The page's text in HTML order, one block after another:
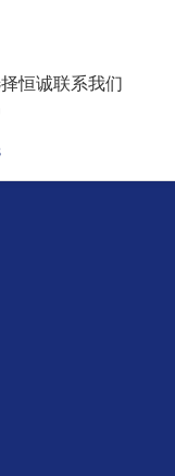
恒诚联系我们